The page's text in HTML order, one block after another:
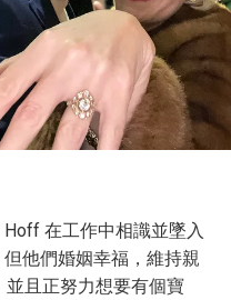
Hoff 在工作中相識並墜入
他們婚姻幸福，維持親
且正努力想要有個寶